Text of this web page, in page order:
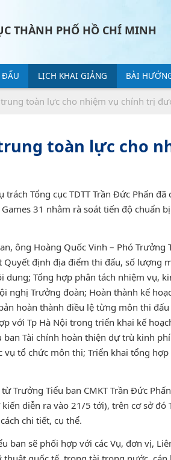
THÀNH PHỐ HỒ CHÍ MINH
ĐẤU LỊCH KHAI GIẢNG BÀI
trung toàn lực cho nhiệm vụ chính trị
toàn lực cho
Tổng cục TDTT Trần Đức Phấn
31 nhằm rà soát tiến độ chuẩn
ông Hoàng Quốc Vinh – Phó Trưởng
định địa điểm thi đấu, số lượng
Tổng hợp phân tách nhiệm vụ,
nghị Trưởng đoàn; Hoàn thành kế
hoàn thành điều lệ từng môn thi
với Tp Hà Nội trong triển khai kế
Tài chính hoàn thiện dự trù kinh phí
tổ chức môn thi; Triển khai tổng
Trưởng Tiểu ban CMKT Trần Đức
diễn ra vào 21/5 tới), trên cơ sở đó
chi tiết, cụ thể.
ban sẽ phối hợp với các Vụ, đơn vị,